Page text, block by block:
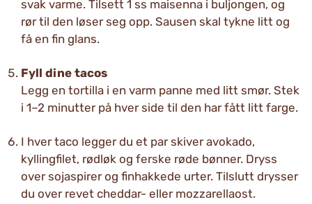
svak varme. Tilsett 1 ss maisenna i buljongen, og
rør til den løser seg opp. Sausen skal tykne litt og
få en fin glans.
Fyll dine tacos
Legg en tortilla i en varm panne med litt smør. Stek
i 1–2 minutter på hver side til den har fått litt farge.
I hver taco legger du et par skiver avokado,
kyllingfilet, rødløk og ferske røde bønner. Dryss
over sojaspirer og finhakkede urter. Tilslutt drysser
du over revet cheddar- eller mozzarellaost.